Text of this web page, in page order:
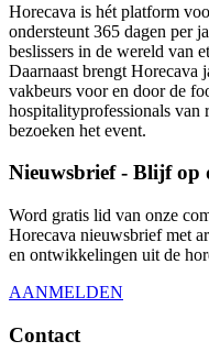
Horecava is hét platform
ondersteunt 365 dagen per
beslissers in de wereld van
Daarnaast brengt Horecava
vakbeurs voor en door de
hospitalityprofessionals van
bezoeken het event.
Nieuwsbrief - Blijf op
Word gratis lid van onze
Horecava nieuwsbrief met
en ontwikkelingen uit de
AANMELDEN
Contact